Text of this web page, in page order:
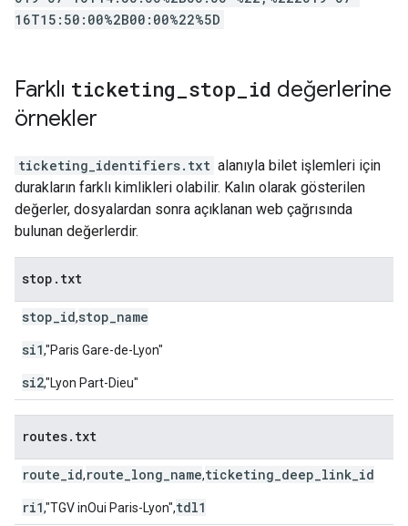
16T15:50:00%2B00:00%22%5D
Farklı ticketing stop id değerlerine
örnekler
ticketing_identifiers.txt alanıyla bilet işlemleri için
durakların farklı kimlikleri olabilir. Kalın olarak gösterilen
değerler, dosyalardan sonra açıklanan web çağrısında
bulunan değerlerdir.
stop . txt
stop_id,stop_name
si1,"Paris Gare-de-Lyon"
si2,"Lyon Part-Dieu"
routes. txt
route_id,route_long_name,ticketing_deep_link_id
ri1,"TGV inOui Paris-Lyon",tdl1